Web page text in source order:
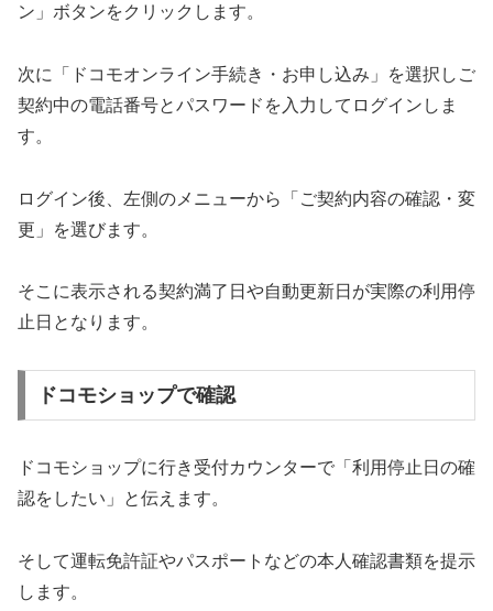
ン」ボタンをクリックします。
次に「ドコモオンライン手続き・お申し込み」を選択しご
契約中の電話番号とパスワードを入力してログインしま
す。
ログイン後、左側のメニューから「ご契約内容の確認・変
更」を選びます。
そこに表示される契約満了日や自動更新日が実際の利用停
止日となります。
ドコモショップで確認
ドコモショップに行き受付カウンターで「利用停止日の確
認をしたい」と伝えます。
そして運転免許証やパスポートなどの本人確認書類を提示
します。